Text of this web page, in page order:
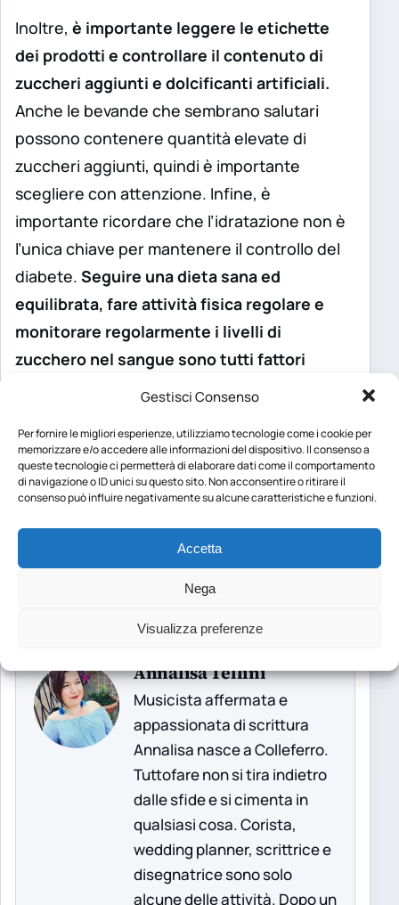
Gestisci Consenso
Per fornire le migliori esperienze, utilizziamo tecnologie come i cookie per
memorizzare e/o accedere alle informazioni del dispositivo. Il consenso a
queste tecnologie ci permetterà di elaborare dati come il comportamento
di navigazione o ID unici su questo sito. Non acconsentire o ritirare il
consenso può influire negativamente su alcune caratteristiche e funzioni.
Accetta
Nega
Visualizza preferenze
Inoltre, è importante leggere le etichette
dei prodotti e controllare il contenuto di
zuccheri aggiunti e dolcificanti artificiali.
Anche le bevande che sembrano salutari
possono contenere quantità elevate di
zuccheri aggiunti, quindi è importante
scegliere con attenzione. Infine, è
importante ricordare che l’idratazione non è
l’unica chiave per mantenere il controllo del
diabete. Seguire una dieta sana ed
equilibrata, fare attività fisica regolare e
monitorare regolarmente i livelli di
zucchero nel sangue sono tutti fattori
per mantenere il controllo del
termine.
Foto diNatureFrienddaPixabay
Annalisa Tellini
Musicista affermata e
appassionata di scrittura
Annalisa nasce a Colleferro.
Tuttofare non si tira indietro
dalle sfide e si cimenta in
qualsiasi cosa. Corista,
wedding planner, scrittrice e
disegnatrice sono solo
alcune delle attività. Dopo un